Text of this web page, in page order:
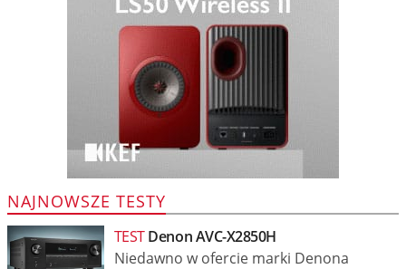
NAJNOWSZE TESTY
TESTDenon AVC-X2850H
Niedawno w ofercie marki Denona